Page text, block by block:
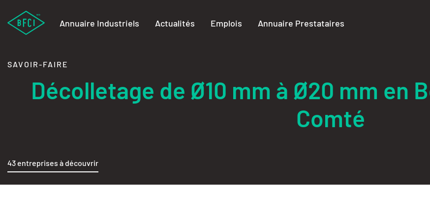
Annuaire Industriels Actualités Emplois Annuaire Prestataires
SAVOIR-FAIRE
Décolletage de Ø10 mm à Ø20 mm en
Comté
43 entreprises à découvrir